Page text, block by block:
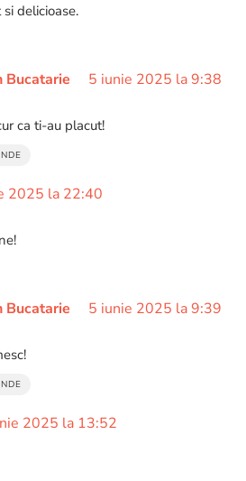
delicioase.
Bucatarie 5 iunie 2025 la 9:38
ca ti-au placut!
2025 la 22:40
Bucatarie 5 iunie 2025 la 9:39
2025 la 13:52